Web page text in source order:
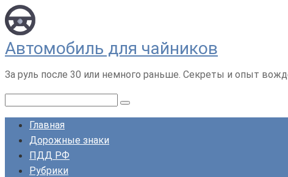
Перейти
к
контенту
Автомобиль для чайников
За руль после 30 или немного раньше. Секреты и опыт
Главная
Дорожные знаки
ПДД РФ
Рубрики